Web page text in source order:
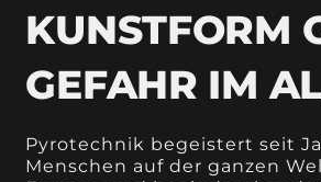
KUNSTFORM
GEFAHR IM
Pyrotechnik begeistert seit
Menschen auf der ganzen